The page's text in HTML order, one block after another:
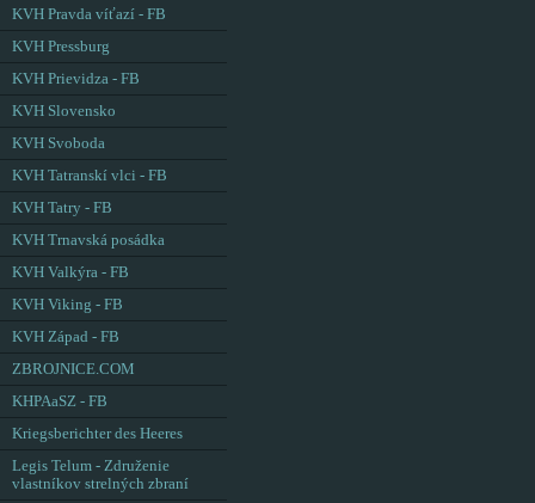
KVH Pravda víťazí - FB
KVH Pressburg
KVH Prievidza - FB
KVH Slovensko
KVH Svoboda
KVH Tatranskí vlci - FB
KVH Tatry - FB
KVH Trnavská posádka
KVH Valkýra - FB
KVH Viking - FB
KVH Západ - FB
ZBROJNICE.COM
KHPAaSZ - FB
Kriegsberichter des Heeres
Legis Telum - Združenie
vlastníkov strelných zbraní